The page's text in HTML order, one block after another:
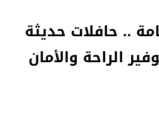
.. حافلات حديثة
الراحة والأمان